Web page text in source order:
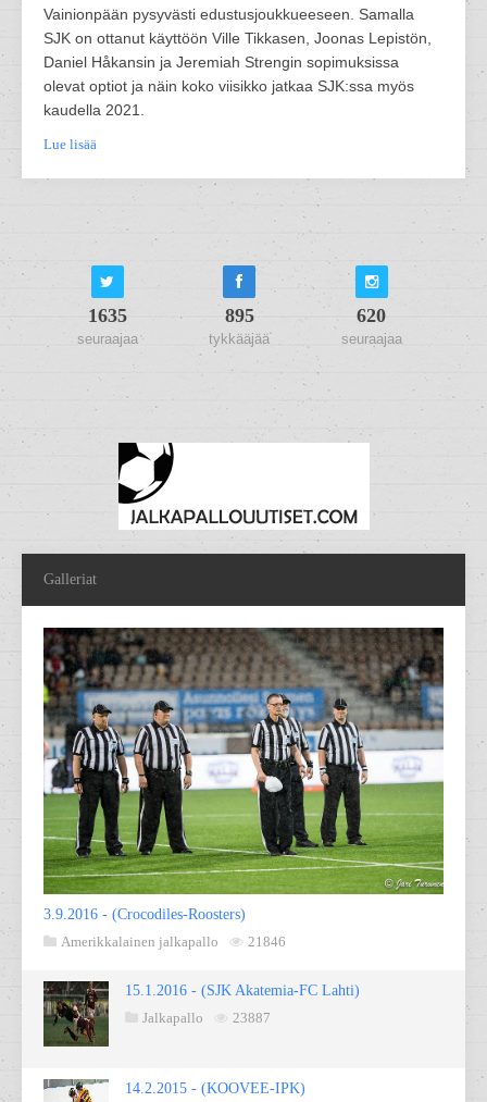
Vainionpään pysyvästi edustusjoukkueeseen. Samalla
SJK on ottanut käyttöön Ville Tikkasen, Joonas Lepistön,
Daniel Håkansin ja Jeremiah Strengin sopimuksissa
olevat optiot ja näin koko viisikko jatkaa SJK:ssa myös
kaudella 2021.
Lue lisää
1635
seuraajaa
895
tykkääjää
620
seuraajaa
Galleriat
3.9.2016 - (Crocodiles-Roosters)
Amerikkalainen jalkapallo
21846
15.1.2016 - (SJK Akatemia-FC Lahti)
Jalkapallo
23887
14.2.2015 - (KOOVEE-IPK)